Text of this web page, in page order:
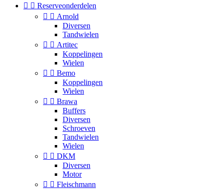
  Reserveonderdelen
  Arnold
Diversen
Tandwielen
  Artitec
Koppelingen
Wielen
  Bemo
Koppelingen
Wielen
  Brawa
Buffers
Diversen
Schroeven
Tandwielen
Wielen
  DKM
Diversen
Motor
  Fleischmann